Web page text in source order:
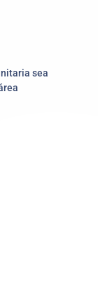
sea